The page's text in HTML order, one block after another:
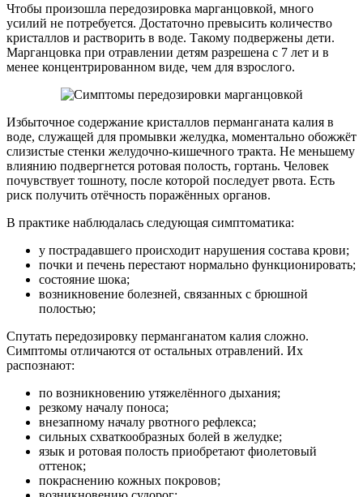
Чтобы произошла передозировка марганцовкой, много
усилий не потребуется. Достаточно превысить количество
кристаллов и растворить в воде. Такому подвержены дети.
Марганцовка при отравлении детям разрешена с 7 лет и в
менее концентрированном виде, чем для взрослого.
Избыточное содержание кристаллов перманганата калия в
воде, служащей для промывки желудка, моментально обожжёт
слизистые стенки желудочно-кишечного тракта. Не меньшему
влиянию подвергнется ротовая полость, гортань. Человек
почувствует тошноту, после которой последует рвота. Есть
риск получить отёчность поражённых органов.
В практике наблюдалась следующая симптоматика:
у пострадавшего происходит нарушения состава крови;
почки и печень перестают нормально функционировать;
состояние шока;
возникновение болезней, связанных с брюшной
полостью;
Спутать передозировку перманганатом калия сложно.
Симптомы отличаются от остальных отравлений. Их
распознают:
по возникновению утяжелённого дыхания;
резкому началу поноса;
внезапному началу рвотного рефлекса;
сильных схваткообразных болей в желудке;
язык и ротовая полость приобретают фиолетовый
оттенок;
покраснению кожных покровов;